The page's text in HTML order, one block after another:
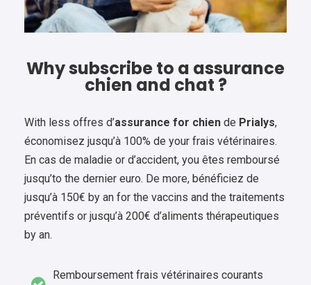
Why subscribe to a assurance
chien and chat ?
With less offres d’assurance for chien de Prialys,
économisez jusqu’à 100% de your frais vétérinaires.
En cas de maladie or d’accident, you êtes remboursé
jusqu’to the dernier euro. De more, bénéficiez de
jusqu’à 150€ by an for the vaccins and the traitements
préventifs or jusqu’à 200€ d’aliments thérapeutiques
by an.
Remboursement frais vétérinaires courants